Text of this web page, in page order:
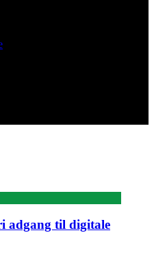
adgang til digitale